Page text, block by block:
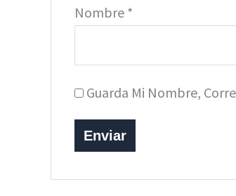
Nombre *
Guarda Mi Nombre,